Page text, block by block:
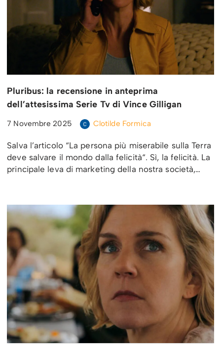
Pluribus: la recensione in anteprima
dell’attesissima Serie Tv di Vince Gilligan
7 Novembre 2025 Clotilde Formica
Salva l’articolo “La persona più miserabile sulla Terra
deve salvare il mondo dalla felicità“. Sì, la felicità. La
principale leva di marketing della nostra società,…